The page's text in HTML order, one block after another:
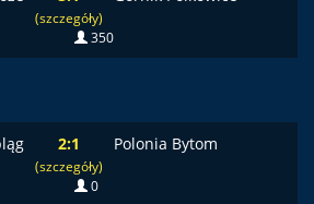
(szczegóły)
350
2:1
(szczegóły)
Polonia Bytom
0